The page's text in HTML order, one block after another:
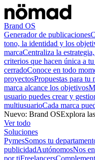
Brand OS
Generador de publicaciones
tono, la identidad y los
marcaCentraliza la
criterios que hacen única a
cerradoConoce en todo
proyectosPropuestas para tu
marca alcance los objetivos
usuario puedes crear y
multiusuarioCada marca
Nuevo: Brand OSExplora
Ver todo
Soluciones
PymesSomos tu
publicidadAutónomosNos
por tiFreelancers